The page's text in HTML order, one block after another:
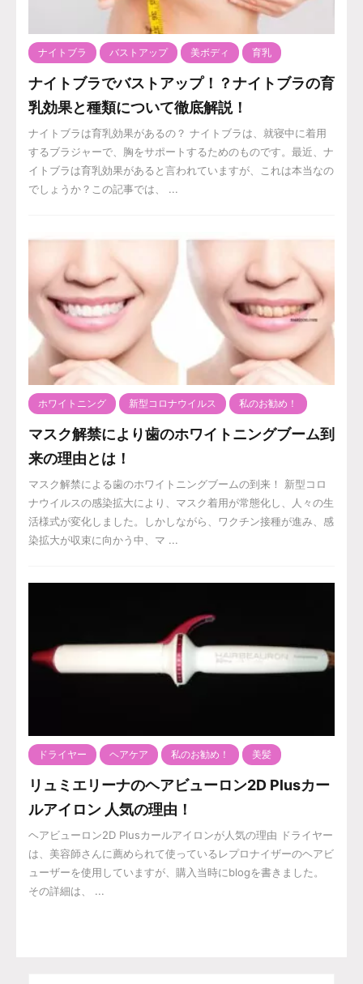
ナイトブラ バストアップ 美ボディ 育乳
ナイトブラでバストアップ！？ナイトブラの育
乳効果と種類について徹底解説！
ナイトブラは育乳効果があるの？ ナイトブラは、就寝中に着用
するブラジャーで、胸をサポートするためのものです。最近、ナ
イトブラは育乳効果があると言われていますが、これは本当なの
でしょうか？この記事では、 ...
ホワイトニング 新型コロナウイルス 私のお勧め！
マスク解禁により歯のホワイトニングブーム到
来の理由とは！
マスク解禁による歯のホワイトニングブームの到来！ 新型コロ
ナウイルスの感染拡大により、マスク着用が常態化し、人々の生
活様式が変化しました。しかしながら、ワクチン接種が進み、感
染拡大が収束に向かう中、マ ...
ドライヤー ヘアケア 私のお勧め！ 美髪
リュミエリーナのヘアビューロン2D Plusカー
ルアイロン 人気の理由！
ヘアビューロン2D Plusカールアイロンが人気の理由 ドライヤー
は、美容師さんに薦められて使っているレプロナイザーのヘアビ
ューザーを使用していますが、購入当時にblogを書きました。
その詳細は、 ...